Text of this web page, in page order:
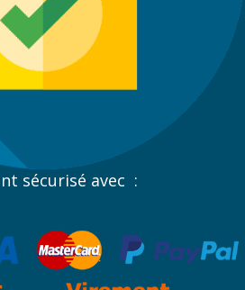
sécurisé avec :